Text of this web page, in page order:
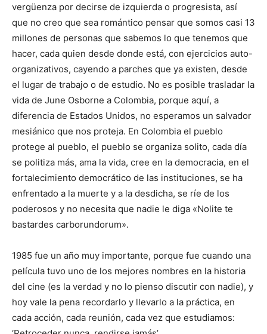
vergüenza por decirse de izquierda o progresista, así
que no creo que sea romántico pensar que somos casi 13
millones de personas que sabemos lo que tenemos que
hacer, cada quien desde donde está, con ejercicios auto-
organizativos, cayendo a parches que ya existen, desde
el lugar de trabajo o de estudio. No es posible trasladar la
vida de June Osborne a Colombia, porque aquí, a
diferencia de Estados Unidos, no esperamos un salvador
mesiánico que nos proteja. En Colombia el pueblo
protege al pueblo, el pueblo se organiza solito, cada día
se politiza más, ama la vida, cree en la democracia, en el
fortalecimiento democrático de las instituciones, se ha
enfrentado a la muerte y a la desdicha, se ríe de los
poderosos y no necesita que nadie le diga «Nolite te
bastardes carborundorum».
1985 fue un año muy importante, porque fue cuando una
película tuvo uno de los mejores nombres en la historia
del cine (es la verdad y no lo pienso discutir con nadie), y
hoy vale la pena recordarlo y llevarlo a la práctica, en
cada acción, cada reunión, cada vez que estudiamos: